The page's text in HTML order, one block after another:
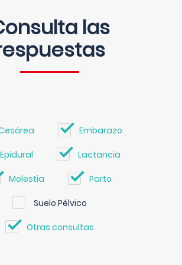
las
Embarazo
Epidural Lactancia
Molestia Parto
Suelo Pélvico
Otras consultas